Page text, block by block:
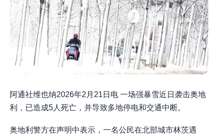
阿通社维也纳2026年2月21日电 一场强暴雪近日袭击奥地
利，已造成5人死亡，并导致多地停电和交通中断。
奥地利警方在声明中表示，一名公民在北部城市林茨遇